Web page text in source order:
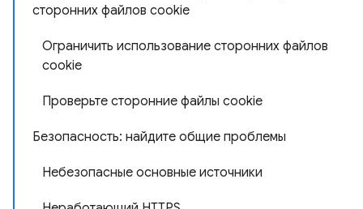
сторонних файлов cookie
Ограничить использование сторонних файлов
cookie
Проверьте сторонние файлы cookie
Безопасность: найдите общие проблемы
Небезопасные основные источники